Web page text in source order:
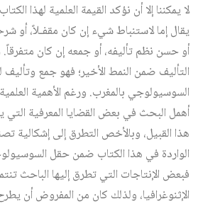
لا يمكننا إلا أن نؤكد القيمة العلمية لهذا
يقال إما لاستنباط شيء إن كان مقفـلاً، أو
أو حسن نظم تأليفه، أو جمعه إن كان
التأليف ضمن النمط الأخير؛ فهو جمع وتأليف
السوسيولوجي بالمغرب. ورغم الأهمية العلمية
أهمل البحث في بعض القضايا المعرفية
هذا القبيل، وبالأخص التطرق إلى إشكالية
الواردة في هذا الكتاب ضمن حقل
فبعض الإنتاجات التي تطرق إليها الباحث
الإثنوغرافيا، ولذلك كان من المفروض أن